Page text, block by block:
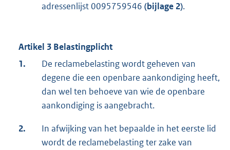
adressenlijst 0095759546 (bijlage 2).
Artikel 3 Belastingplicht
1.
De reclamebelasting wordt geheven van
degene die een openbare aankondiging heeft,
dan wel ten behoeve van wie de openbare
aankondiging is aangebracht.
2.
In afwijking van het bepaalde in het eerste lid
wordt de reclamebelasting ter zake van